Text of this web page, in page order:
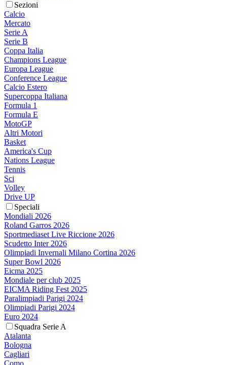
Sezioni
Calcio
Mercato
Serie A
Serie B
Coppa Italia
Champions League
Europa League
Conference League
Calcio Estero
Supercoppa Italiana
Formula 1
Formula E
MotoGP
Altri Motori
Basket
America's Cup
Nations League
Tennis
Sci
Volley
Drive UP
Speciali
Mondiali 2026
Roland Garros 2026
Sportmediaset Live Riccione 2026
Scudetto Inter 2026
Olimpiadi Invernali Milano Cortina 2026
Super Bowl 2026
Eicma 2025
Mondiale per club 2025
EICMA Riding Fest 2025
Paralimpiadi Parigi 2024
Olimpiadi Parigi 2024
Euro 2024
Squadra Serie A
Atalanta
Bologna
Cagliari
Como